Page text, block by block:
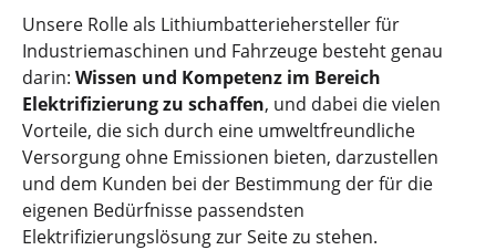
Unsere Rolle als Lithiumbatteriehersteller für
Industriemaschinen und Fahrzeuge besteht genau
darin: Wissen und Kompetenz im Bereich
Elektrifizierung zu schaffen, und dabei die vielen
Vorteile, die sich durch eine umweltfreundliche
Versorgung ohne Emissionen bieten, darzustellen
und dem Kunden bei der Bestimmung der für die
eigenen Bedürfnisse passendsten
Elektrifizierungslösung zur Seite zu stehen.